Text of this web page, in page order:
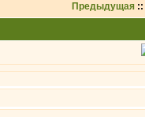
Предыдущая ::